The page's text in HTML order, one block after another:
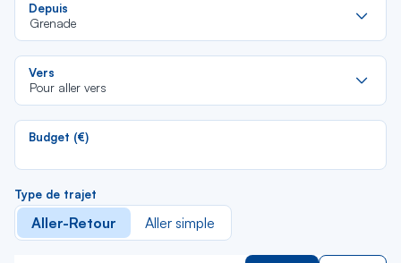
Depuis
Grenade
Vers
Pour aller vers
Budget (€)
Type de trajet
Aller-Retour Aller simple